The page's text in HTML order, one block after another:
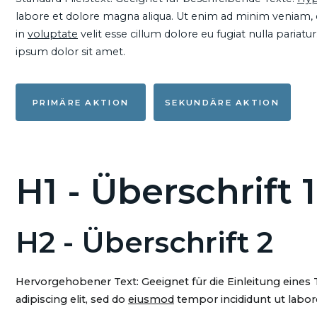
labore et dolore magna aliqua. Ut enim ad minim
in voluptate velit esse cillum dolore eu fugiat nulla
ipsum dolor sit amet.
PRIMÄRE AKTION SEKUNDÄRE AKTION
H1 - Überschrift 1
H2 - Überschrift 2
Hervorgehobener Text: Geeignet für die Einleitung
adipiscing elit, sed do eiusmod tempor incididunt ut